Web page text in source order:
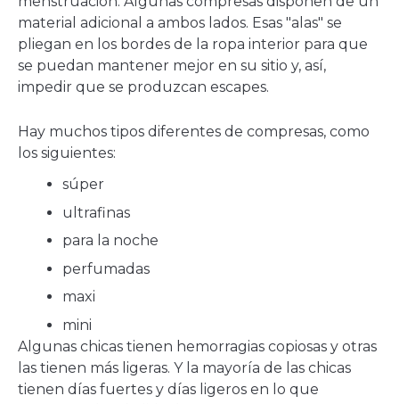
material adicional a ambos lados. Esas "alas" se
pliegan en los bordes de la ropa interior para que
se puedan mantener mejor en su sitio y, así,
impedir que se produzcan escapes.
Hay muchos tipos diferentes de compresas, como
los siguientes:
súper
ultrafinas
para la noche
perfumadas
maxi
mini
Algunas chicas tienen hemorragias copiosas y otras
las tienen más ligeras. Y la mayoría de las chicas
tienen días fuertes y días ligeros en lo que